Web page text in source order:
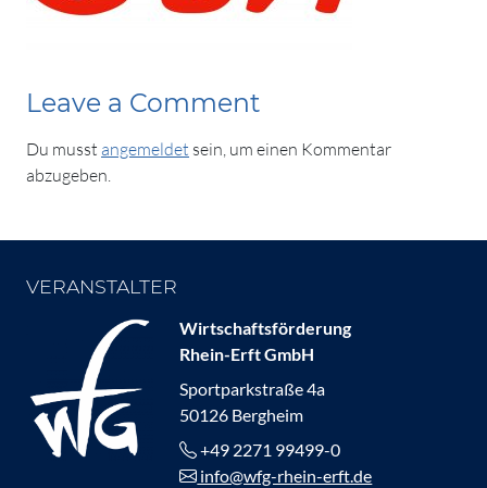
Leave a Comment
Du musst angemeldet sein, um einen Kommentar
abzugeben.
VERANSTALTER
Wirtschaftsförderung
Rhein-Erft GmbH
Sportparkstraße 4a
50126 Bergheim
+49 2271 99499-0
info@wfg-rhein-erft.de